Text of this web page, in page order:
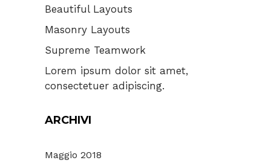
Beautiful Layouts
Masonry Layouts
Supreme Teamwork
Lorem ipsum dolor sit amet,
consectetuer adipiscing.
ARCHIVI
Maggio 2018